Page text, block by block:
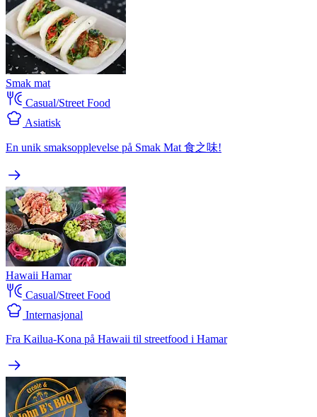
Smak mat
Casual/Street Food
Asiatisk
En unik smaksopplevelse på Smak Mat 食之味!
Hawaii Hamar
Casual/Street Food
Internasjonal
Fra Kailua-Kona på Hawaii til streetfood i Hamar